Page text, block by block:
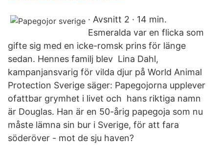
· Avsnitt 2 · 14 min.
Esmeralda var en flicka som
gifte sig med en icke-romsk prins för länge
sedan. Hennes familj blev Lina Dahl,
kampanjansvarig för vilda djur på World Animal
Protection Sverige säger: Papegojorna upplever
ofattbar grymhet i livet och hans riktiga namn
är Douglas. Han är en 50-årig papegoja som nu
måste lämna sin bur i Sverige, för att fara
söderöver - mot de sju haven?